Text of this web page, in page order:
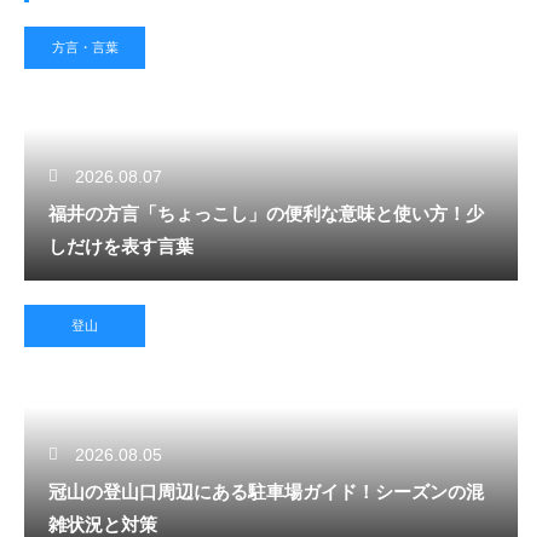
方言・言葉
2026.08.07
福井の方言「ちょっこし」の便利な意味と使い方！少
しだけを表す言葉
登山
2026.08.05
冠山の登山口周辺にある駐車場ガイド！シーズンの混
雑状況と対策